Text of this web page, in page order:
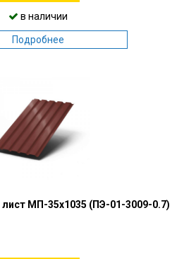
в наличии
Подробнее
МП-35х1035 (ПЭ-01-3009-0.7)